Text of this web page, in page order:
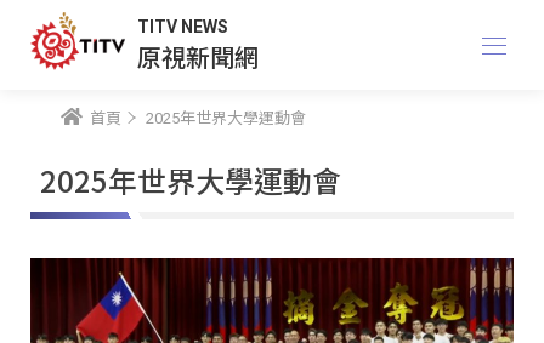
TITV NEWS
原視新聞網
首頁 2025年世界大學運動會
2025年世界大學運動會